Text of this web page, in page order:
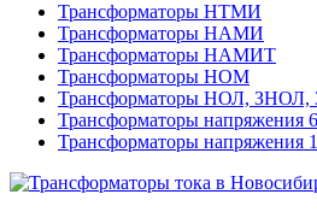
Трансформаторы НТМИ
Трансформаторы НАМИ
Трансформаторы НАМИТ
Трансформаторы НОМ
Трансформаторы НОЛ,
Трансформаторы напряжения
Трансформаторы напряжения